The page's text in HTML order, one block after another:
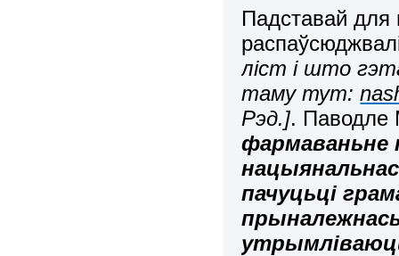
Падставай для
ліст і што
таму тут:
Рэд.]. Паводле
фармаваньне
пачуцьці